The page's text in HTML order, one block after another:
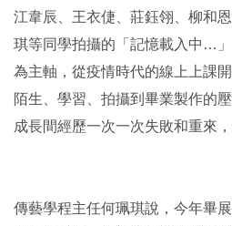
江韋辰、王衣倢、莊鈺翎、柳和
琪等同學拍攝的「記憶載入中…
為主軸，從疫情時代的線上上課
陌生、學習、拍攝到畢業製作的
成長間經歷一次一次失敗和重來，
傳藝學程主任何珮琪說，今年畢